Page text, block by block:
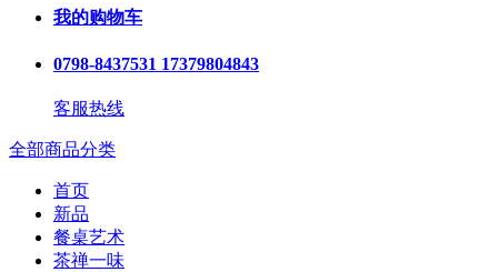
我的购物车
0798-8437531 17379804843
客服热线
全部商品分类
首页
新品
餐桌艺术
茶禅一味